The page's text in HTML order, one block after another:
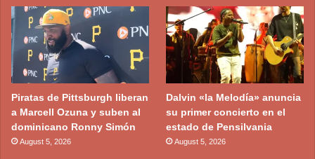
Piratas de Pittsburgh liberan
a Marcell Ozuna y suben al
dominicano Ronny Simón
August 5, 2026
Dalvin «la Melodía» anuncia
su primer concierto en el
estado de Pensilvania
August 5, 2026